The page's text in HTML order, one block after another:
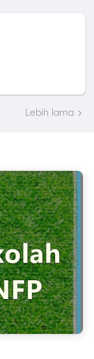
Lebih lama